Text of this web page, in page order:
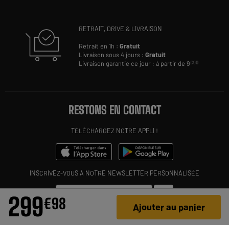
299€98 Ajouter au panier
RETRAIT, DRIVE & LIVRAISON
Retrait en 1h :Gratuit
Livraison sous 4 jours :Gratuit
Livraison garantie ce jour : à partir de 9€90
RESTONS EN CONTACT
TÉLÉCHARGEZ NOTRE APPLI !
INSCRIVEZ-VOUS À NOTRE NEWSLETTER PERSONNALISÉE
SUIVEZ-NOUS SUR LES RÉSEAUX ET SUR NOTRE BLOG